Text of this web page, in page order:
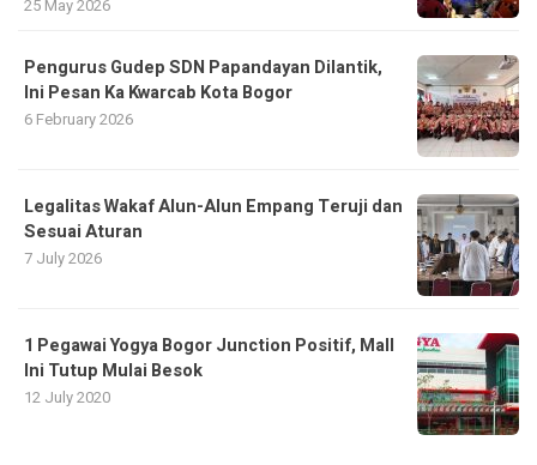
25 May 2026
Pengurus Gudep SDN Papandayan Dilantik,
Ini Pesan Ka Kwarcab Kota Bogor
6 February 2026
Legalitas Wakaf Alun-Alun Empang Teruji dan
Sesuai Aturan
7 July 2026
1 Pegawai Yogya Bogor Junction Positif, Mall
Ini Tutup Mulai Besok
12 July 2020